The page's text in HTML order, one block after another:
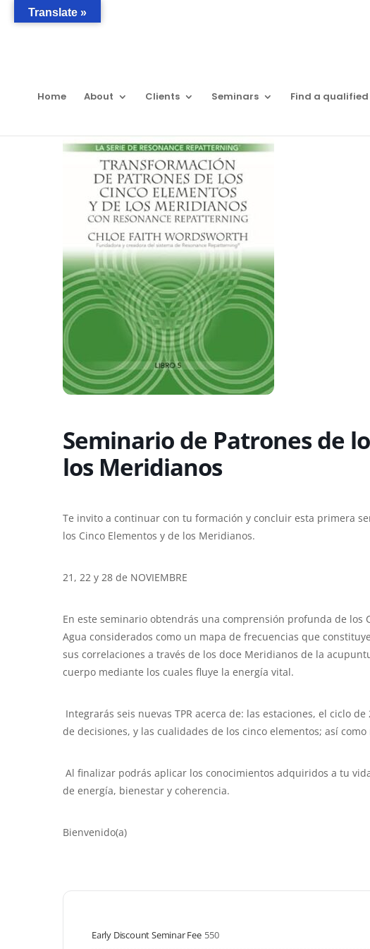
Home About Clients Seminars Find a
Seminario de Patrones de
los Meridianos
Te invito a continuar con tu formación y concluir esta primera
los Cinco Elementos y de los Meridianos.
21, 22 y 28 de NOVIEMBRE
En este seminario obtendrás una comprensión profunda de los
Agua considerados como un mapa de frecuencias que
sus correlaciones a través de los doce Meridianos de la
cuerpo mediante los cuales fluye la energía vital.
Integrarás seis nuevas TPR acerca de: las estaciones, el ciclo
de decisiones, y las cualidades de los cinco elementos; así
Al finalizar podrás aplicar los conocimientos adquiridos a tu
de energía, bienestar y coherencia.
Bienvenido(a)
Early Discount Seminar Fee 550
Translate »